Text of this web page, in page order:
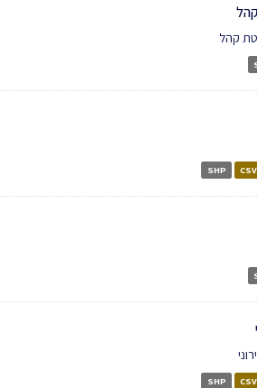
SHP CSV
SHP CSV